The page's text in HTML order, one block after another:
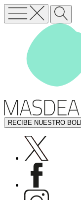
RECIBE